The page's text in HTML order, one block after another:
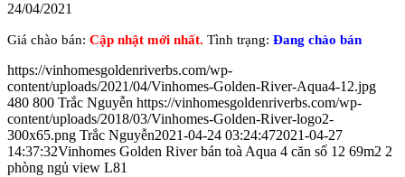
24/04/2021
Giá chào bán: Cập nhật mới nhất. Tình trạng: Đang chào bán
https://vinhomesgoldenriverbs.com/wp-
content/uploads/2021/04/Vinhomes-Golden-River-Aqua4-12.jpg
480 800 Trắc Nguyễn https://vinhomesgoldenriverbs.com/wp-
content/uploads/2018/03/Vinhomes-Golden-River-logo2-
300x65.png Trắc Nguyễn2021-04-24 03:24:472021-04-27
14:37:32Vinhomes Golden River bán toà Aqua 4 căn số 12 69m2 2
phòng ngủ view L81